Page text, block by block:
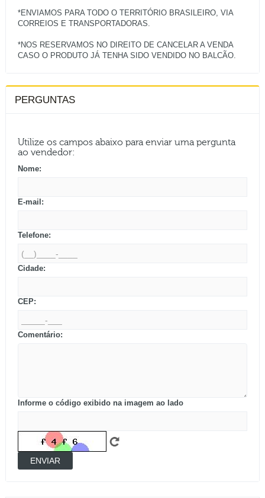
*ENVIAMOS PARA TODO O TERRITÓRIO BRASILEIRO, VIA
CORREIOS E TRANSPORTADORAS.
*NOS RESERVAMOS NO DIREITO DE CANCELAR A VENDA
PERGUNTAS
Utilize os campos abaixo para enviar uma pergunta
ao vendedor:
Nome:
E-mail:
Telefone:
Cidade:
CEP:
Comentário:
Informe o código exibido na imagem ao lado
ENVIAR